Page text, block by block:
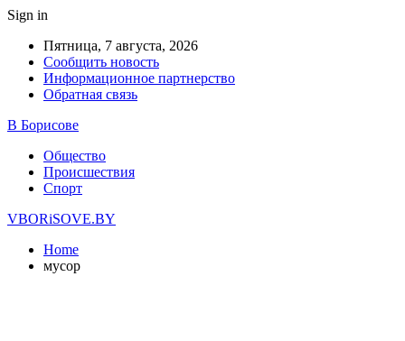
Sign in
Пятница, 7 августа, 2026
Сообщить новость
Информационное партнерство
Обратная связь
В Борисове
Общество
Происшествия
Спорт
VBORiSOVE.BY
Home
мусор